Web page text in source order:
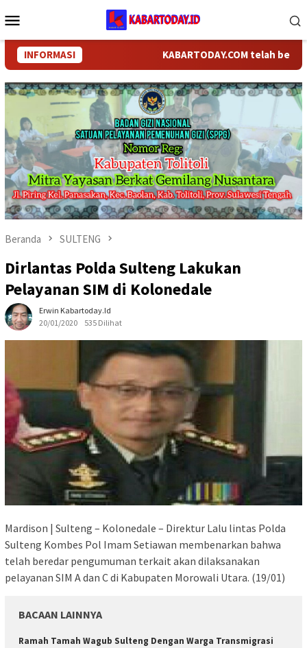
ke
Mobile
INFORMASI KABARTODAY.COM telah
Beranda SULTENG
Dirlantas Polda Sulteng Lakukan
Pelayanan SIM di Kolonedale
Erwin Kabartoday.id
20/01/2020
535 Dilihat
Mardison | Sulteng – Kolonedale – Direktur Lalu lintas Polda
Sulteng Kombes Pol Imam Setiawan membenarkan bahwa
telah beredar pengumuman terkait akan dilaksanakan
pelayanan SIM A dan C di Kabupaten Morowali Utara. (19/01)
BACAAN LAINNYA
Ramah Tamah Wagub Sulteng Dengan Warga Transmigrasi